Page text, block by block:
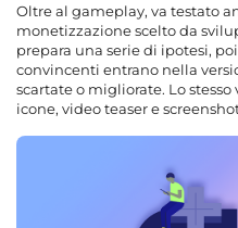
Oltre al gameplay, va testato
monetizzazione scelto da
prepara una serie di ipotesi,
convincenti entrano nella
scartate o migliorate. Lo
icone, video teaser e